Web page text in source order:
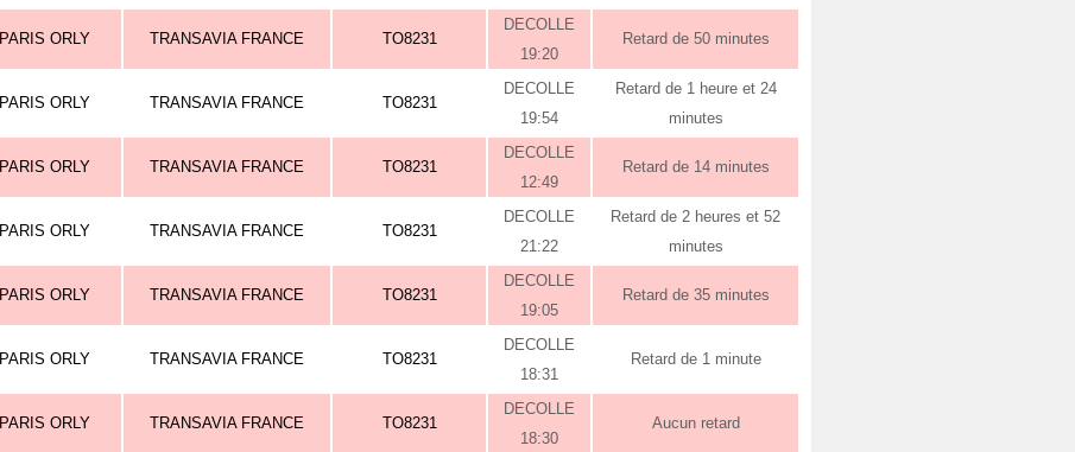
PARIS ORLY TRANSAVIA FRANCE TO8231
DECOLLE
19:20
Retard de 50 minutes
PARIS ORLY TRANSAVIA FRANCE TO8231
DECOLLE
19:54
Retard de 1 heure et 24
minutes
PARIS ORLY TRANSAVIA FRANCE TO8231
DECOLLE
12:49
Retard de 14 minutes
PARIS ORLY TRANSAVIA FRANCE TO8231
DECOLLE
21:22
Retard de 2 heures et 52
minutes
PARIS ORLY TRANSAVIA FRANCE TO8231
DECOLLE
19:05
Retard de 35 minutes
PARIS ORLY TRANSAVIA FRANCE TO8231
DECOLLE
18:31
Retard de 1 minute
PARIS ORLY TRANSAVIA FRANCE TO8231
DECOLLE
18:30
Aucun retard